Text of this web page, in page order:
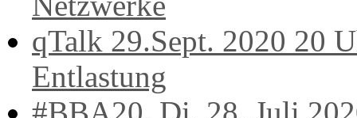
qTalk 29.Sept. 2020 20
Entlastung